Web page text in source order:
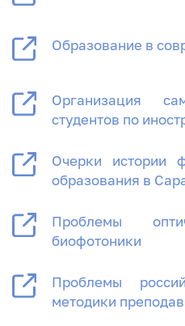
Образование в
Организация
студентов по
Очерки истории
образования в
Проблемы
биофотоники
Проблемы
методики